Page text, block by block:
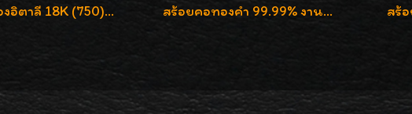
สร้อยคอทองอิตาลี 18K (750) ลายสวยตัดเหลี่ยมคมชัด ใส่สวยน่ารักค่ะ สร้อยคอทองคำ 99.99% งานลงยาสุโขทัยแท้ งานช่างทองโบราณ หรูหรา น่าสะสมค่ะ